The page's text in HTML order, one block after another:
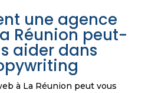
une agence
Réunion peut-
aider dans
à La Réunion peut vous